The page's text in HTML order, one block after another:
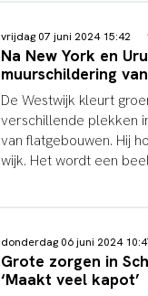
vrijdag 07 juni 2024 15:42
Na New York en
muurschildering
De Westwijk kleurt
verschillende plekken
van flatgebouwen. Hij
wijk. Het wordt een
donderdag 06 juni 2024
Grote zorgen in
‘Maakt veel kapot’